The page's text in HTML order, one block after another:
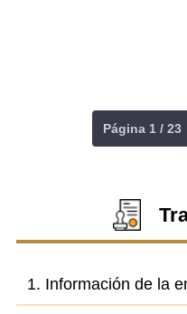
Página 1 / 23
1. Información de la